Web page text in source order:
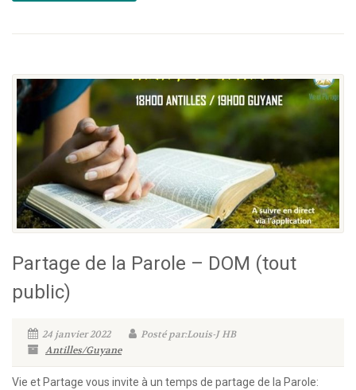
Partage de la Parole – DOM (tout
public)
24 janvier 2022
Posté par:Louis-J HB
Antilles/Guyane
Vie et Partage vous invite à un temps de partage de la Parole: